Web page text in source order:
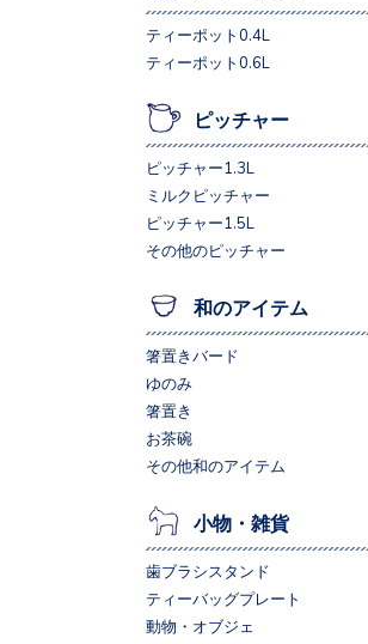
ティーポット0.4L
ティーポット0.6L
ピッチャー
ピッチャー1.3L
ミルクピッチャー
ピッチャー1.5L
その他のピッチャー
和のアイテム
箸置きバード
ゆのみ
箸置き
お茶碗
その他和のアイテム
小物・雑貨
歯ブラシスタンド
ティーバッグプレート
動物・オブジェ